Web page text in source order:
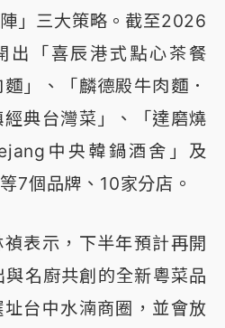
」三大策略。截至2026
出「喜辰港式點心茶餐
」、「麟德殿牛肉麵．
典台灣菜」、「達磨燒
中央韓鍋酒舍」及
7個品牌、10家分店。
表示，下半年預計再開
名廚共創的全新粵菜品
台中水湳商圈，並會放